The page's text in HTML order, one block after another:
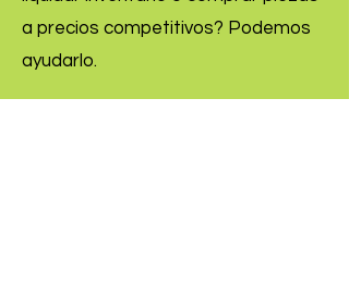
a precios competitivos? Podemos
ayudarlo.